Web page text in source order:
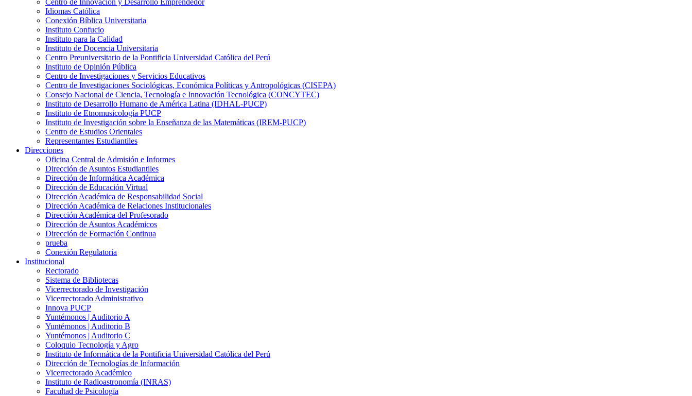
Centro de Innovación y Desarrollo Emprendedor
Idiomas Católica
Conexión Bíblica Universitaria
Instituto Confucio
Instituto para la Calidad
Instituto de Docencia Universitaria
Centro Preuniversitario de la Pontificia Universidad Católica del Perú
Instituto de Opinión Pública
Centro de Investigaciones y Servicios Educativos
Centro de Investigaciones Sociológicas, Económica Políticas y Antropológicas (CISEPA)
Consejo Nacional de Ciencia, Tecnología e Innovación Tecnológica (CONCYTEC)
Instituto de Desarrollo Humano de América Latina (IDHAL-PUCP)
Instituto de Etnomusicología PUCP
Instituto de Investigación sobre la Enseñanza de las Matemáticas (IREM-PUCP)
Centro de Estudios Orientales
Representantes Estudiantiles
Direcciones
Oficina Central de Admisión e Informes
Dirección de Asuntos Estudiantiles
Dirección de Informática Académica
Dirección de Educación Virtual
Dirección Académica de Responsabilidad Social
Dirección Académica de Relaciones Institucionales
Dirección Académica del Profesorado
Dirección de Asuntos Académicos
Dirección de Formación Continua
prueba
Conexión Regulatoria
Institucional
Rectorado
Sistema de Bibliotecas
Vicerrectorado de Investigación
Vicerrectorado Administrativo
Innova PUCP
Yuntémonos | Auditorio A
Yuntémonos | Auditorio B
Yuntémonos | Auditorio C
Coloquio Tecnología y Agro
Instituto de Informática de la Pontificia Universidad Católica del Perú
Dirección de Tecnologías de Información
Vicerrectorado Académico
Instituto de Radioastronomía (INRAS)
Facultad de Psicología